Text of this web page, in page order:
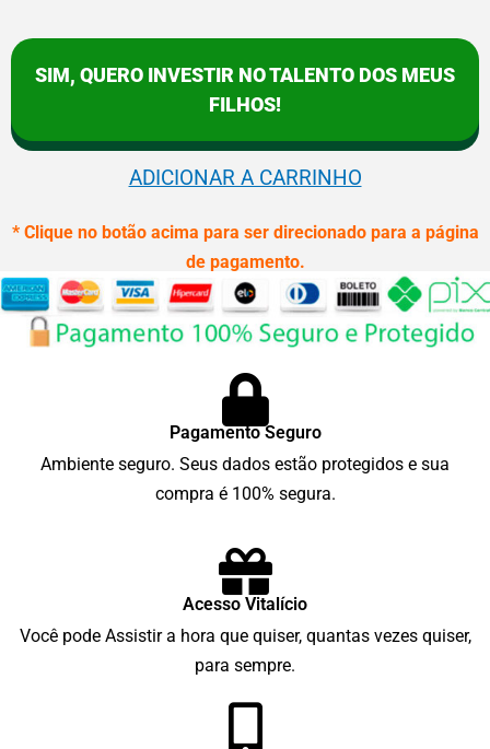
SIM, QUERO INVESTIR NO TALENTO DOS MEUS
FILHOS!
ADICIONAR A CARRINHO
* Clique no botão acima para ser direcionado para a página
de pagamento.
Pagamento Seguro
Ambiente seguro. Seus dados estão protegidos e sua
compra é 100% segura.
Acesso Vitalício
Você pode Assistir a hora que quiser, quantas vezes quiser,
para sempre.